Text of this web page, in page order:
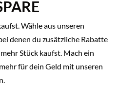
Wähle aus unseren
denen du zusätzliche Rabatte
Stück kaufst. Mach ein
für dein Geld mit unseren